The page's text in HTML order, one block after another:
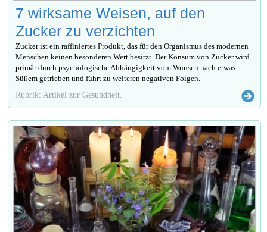
7 wirksame Weisen, auf den
Zucker zu verzichten
Zucker ist ein raffiniertes Produkt, das für den Organismus des modernen
Menschen keinen besonderen Wert besitzt. Der Konsum von Zucker wird
primär durch psychologische Abhängigkeit vom Wunsch nach etwas
Süßem getrieben und führt zu weiteren negativen Folgen.
Rubrik: Artikel zur Gesundheit.